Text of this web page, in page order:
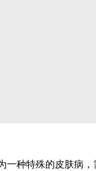
一种特殊的皮肤病